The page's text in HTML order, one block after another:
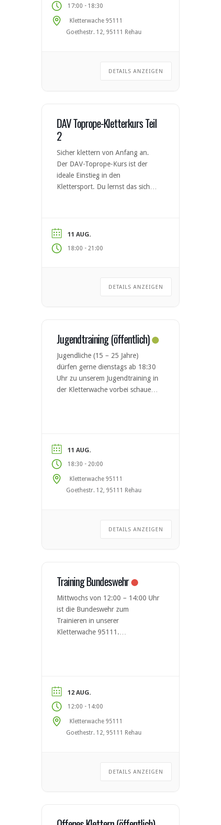
17:00 - 18:30
Kletterwache 95111
Goethestr. 12, 95111 Rehau
DETAILS ANZEIGEN
DAV Toprope-Kletterkurs Teil
2
Sicher klettern von Anfang an.
Der DAV-Toprope-Kurs ist der
ideale Einstieg in den
Klettersport. Du lernst das sichere
Nach erfolgreicher Teilnahme
kannst du den DAV-Kletterschein
Toprope erwerben. Kursinhalte
Sichern und Ablassen Grundlagen
11 AUG.
18:00 - 21:00
DETAILS ANZEIGEN
Jugendtraining (öffentlich)
Jugendliche (15 – 25 Jahre)
dürfen gerne dienstags ab 18:30
Uhr zu unserem Jugendtraining in
der Kletterwache vorbei schauen.
hof.de oder zwingend bei
Jugendlichen unter 16 Jahren
einen Erziehungsberechtigten zur
Erstteilnahme mitbringen.
Ansprechpartner – Sektion Hof
11 AUG.
18:30 - 20:00
Kletterwache 95111
Goethestr. 12, 95111 Rehau
DETAILS ANZEIGEN
Training Bundeswehr
Mittwochs von 12:00 – 14:00 Uhr
ist die Bundeswehr zum
Trainieren in unserer
Kletterwache 95111.
12 AUG.
12:00 - 14:00
Kletterwache 95111
Goethestr. 12, 95111 Rehau
DETAILS ANZEIGEN